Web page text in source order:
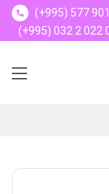
(+995) 577
(+995) 032 2 022